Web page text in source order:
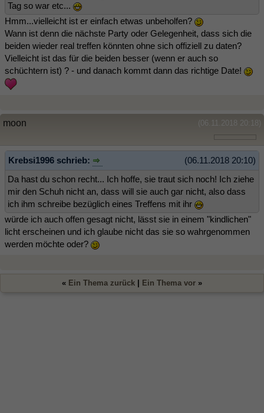
Tag so war etc...
Hmm...vielleicht ist er einfach etwas unbeholfen?
Wann ist denn die nächste Party oder Gelegenheit, dass sich die
beiden wieder real treffen könnten ohne sich offiziell zu daten?
Vielleicht ist das für die beiden besser (wenn er auch so
schüchtern ist) ? - und danach kommt dann das richtige Date!
(06.11.2018 20:18)
moon
(06.11.2018 20:10)
Krebsi1996 schrieb:
Da hast du schon recht... Ich hoffe, sie traut sich noch! Ich ziehe
mir den Schuh nicht an, dass will sie auch gar nicht, also dass
ich ihm schreibe bezüglich eines Treffens mit ihr
würde ich auch offen gesagt nicht, lässt sie in einem "kindlichen"
licht erscheinen und ich glaube nicht das sie so wahrgenommen
werden möchte oder?
« Ein Thema zurück Ein Thema vor »